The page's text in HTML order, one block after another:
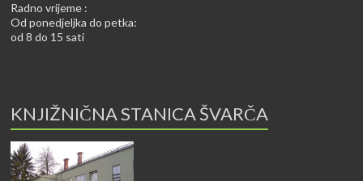
Radno vrijeme :
Od ponedjeljka do petka:
od 8 do 15 sati
KNJIŽNIČNA STANICA ŠVARČA